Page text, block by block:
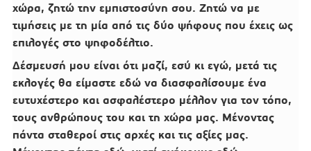
χώρα, ζητώ την εμπιστοσύνη σου. Ζητώ να με
τιμήσεις με τη μία από τις δύο ψήφους που έχεις ως
επιλογές στο ψηφοδέλτιο.
Δέσμευσή μου είναι ότι μαζί, εσύ κι εγώ, μετά τις
εκλογές θα είμαστε εδώ να διασφαλίσουμε ένα
ευτυχέστερο και ασφαλέστερο μέλλον για τον τόπο,
τους ανθρώπους του και τη χώρα μας. Μένοντας
πάντα σταθεροί στις αρχές και τις αξίες μας.